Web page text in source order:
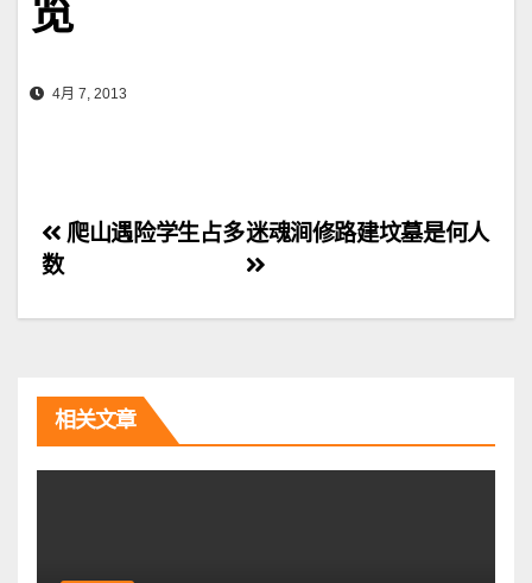
览
4月 7, 2013
文
章
航
迷魂涧修路建坟墓是何人
爬山遇险学生占多
数
相关文章